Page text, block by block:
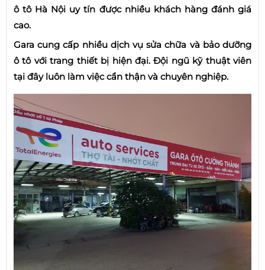
ô tô Hà Nội uy tín được nhiều khách hàng đánh giá
cao.
Gara cung cấp nhiều dịch vụ sửa chữa và bảo dưỡng
ô tô với trang thiết bị hiện đại. Đội ngũ kỹ thuật viên
tại đây luôn làm việc cẩn thận và chuyên nghiệp.